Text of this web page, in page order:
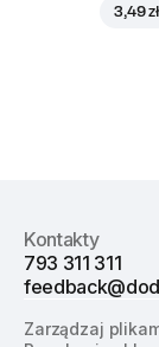
3,49 zł
Kontakty
793 311 311
Zarządzaj